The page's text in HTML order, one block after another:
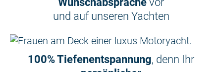
und auf unseren Yachten
100% Tiefenentspannung, denn Ihr